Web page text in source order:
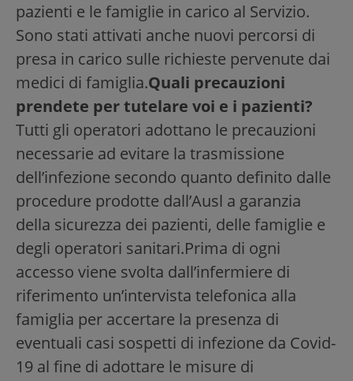
pazienti e le famiglie in carico al Servizio.
Sono stati attivati anche nuovi percorsi di
presa in carico sulle richieste pervenute dai
medici di famiglia.Quali precauzioni
prendete per tutelare voi e i pazienti?
Tutti gli operatori adottano le precauzioni
necessarie ad evitare la trasmissione
dell’infezione secondo quanto definito dalle
procedure prodotte dall’Ausl a garanzia
della sicurezza dei pazienti, delle famiglie e
degli operatori sanitari.Prima di ogni
accesso viene svolta dall’infermiere di
riferimento un’intervista telefonica alla
famiglia per accertare la presenza di
eventuali casi sospetti di infezione da Covid-
19 al fine di adottare le misure di